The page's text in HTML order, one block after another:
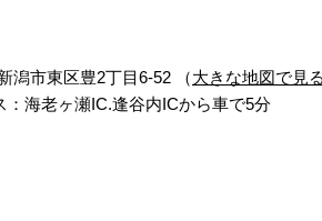
潟市東区豊2丁目6-52 （大きな地図で見
：海老ヶ瀬IC.逢谷内ICから車で5分